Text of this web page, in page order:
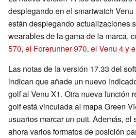
desplegando en el smartwatch
están desplegando actualizaciones
wearables de la gama de la marca,
570, el Forerunner 970, el Venu 4 y
Las notas de la versión 17.33 del
indican que añade un nuevo
golf al Venu X1. Otra nueva función
golf está vinculada al mapa Green
usuarios marcar un putt. Además, el
ahora varios formatos de posición